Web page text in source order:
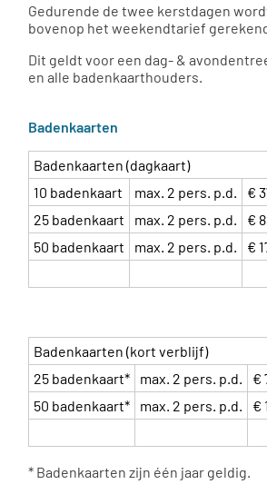
Gedurende de twee kerstdagen
bovenop het weekendtarief
Dit geldt voor een dag- &
en alle badenkaarthouders.
Badenkaarten
Badenkaarten (dagkaart)
10 badenkaart
max. 2 pers. p.d.
€
25 badenkaart
max. 2 pers. p.d.
€
50 badenkaart
max. 2 pers. p.d. €
Badenkaarten (kort verblijf)
25 badenkaart*
max. 2 pers. p.d.
€
50 badenkaart*
max. 2 pers. p.d. €
* Badenkaarten zijn één jaar geldig.